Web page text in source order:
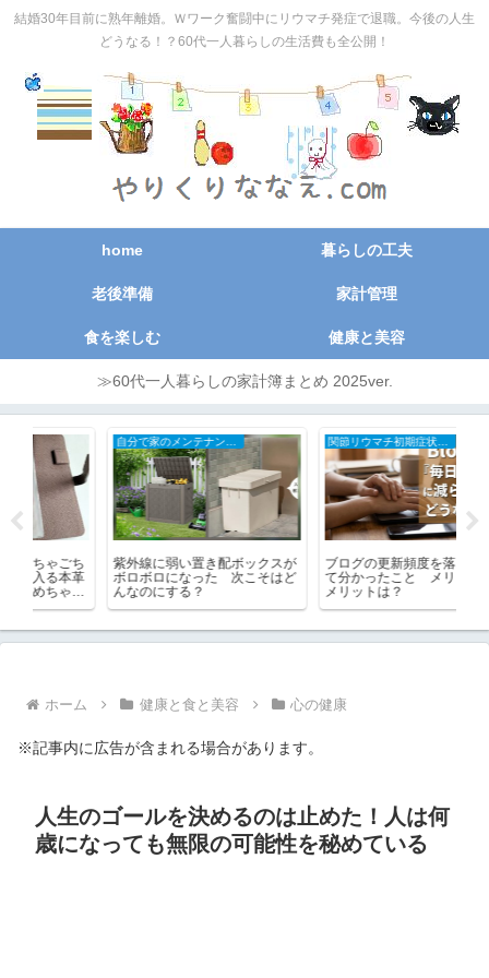
結婚30年目前に熟年離婚。Ｗワーク奮闘中にリウマチ発症で退職。今後の人生
どうなる！？60代一人暮らしの生活費も全公開！
home 暮らしの工夫
老後準備 家計管理
食を楽しむ 健康と美容
≫60代一人暮らしの家計簿まとめ 2025ver.
自分で家のメンテナンスDIY
紫外線に弱い置き配ボックスが
ボロボロになった 次こそはど
んなのにする？
関節リウマチ初期症状と治療の全記録
ブログの更新頻度を落としてみ
て分かったこと メリットとデ
メリットは？
ホーム 健康と食と美容 心の健康
※記事内に広告が含まれる場合があります。
人生のゴールを決めるのは止めた！人は何
歳になっても無限の可能性を秘めている